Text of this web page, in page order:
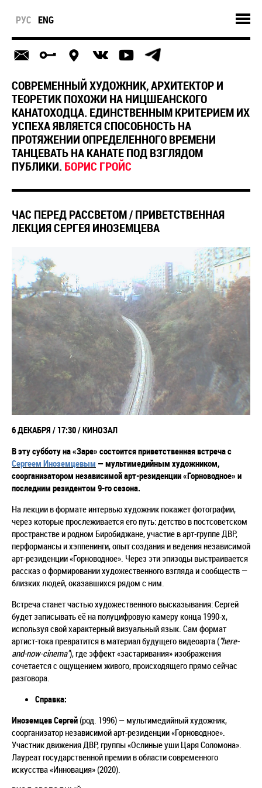
РУС ENG
СОВРЕМЕННЫЙ ХУДОЖНИК, АРХИТЕКТОР И
ТЕОРЕТИК ПОХОЖИ НА НИЦШЕАНСКОГО
КАНАТОХОДЦА. ЕДИНСТВЕННЫМ КРИТЕРИЕМ ИХ
УСПЕХА ЯВЛЯЕТСЯ СПОСОБНОСТЬ НА
ПРОТЯЖЕНИИ ОПРЕДЕЛЕННОГО ВРЕМЕНИ
ТАНЦЕВАТЬ НА КАНАТЕ ПОД ВЗГЛЯДОМ
ПУБЛИКИ. БОРИС ГРОЙС
ЧАС ПЕРЕД РАССВЕТОМ / ПРИВЕТСТВЕННАЯ
ЛЕКЦИЯ СЕРГЕЯ ИНОЗЕМЦЕВА
6 ДЕКАБРЯ / 17:30 / КИНОЗАЛ
В эту субботу на «Заре» состоится приветственная встреча с
Сергеем Иноземцевым — мультимедийным художником,
соорганизатором независимой арт-резиденции «Горноводное» и
последним резидентом 9-го сезона.
На лекции в формате интервью художник покажет фотографии,
через которые прослеживается его путь: детство в постсоветском
пространстве и родном Биробиджане, участие в арт-группе ДВР,
перформансы и хэппенинги, опыт создания и ведения независимой
арт-резиденции «Горноводное». Через эти эпизоды выстраивается
рассказ о формировании художественного взгляда и сообществ —
близких людей, оказавшихся рядом с ним.
Встреча станет частью художественного высказывания: Сергей
будет записывать её на полуцифровую камеру конца 1990-х,
используя свой характерный визуальный язык. Сам формат
артист-тока превратится в материал будущего видеоарта ("here-
and-now-cinema"), где эффект «застаривания» изображения
сочетается с ощущением живого, происходящего прямо сейчас
разговора.
Справка:
Иноземцев Сергей(род. 1996) — мультимедийный художник,
соорганизатор независимой арт-резиденции «Горноводное».
Участник движения ДВР, группы «Ослиные уши Царя Соломона».
Лауреат государственной премии в области современного
искусства «Инновация» (2020).